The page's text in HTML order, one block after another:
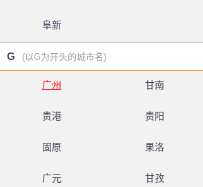
阜新
G (以G为开头的城市名)
广州 甘南
贵港 贵阳
固原 果洛
广元 甘孜